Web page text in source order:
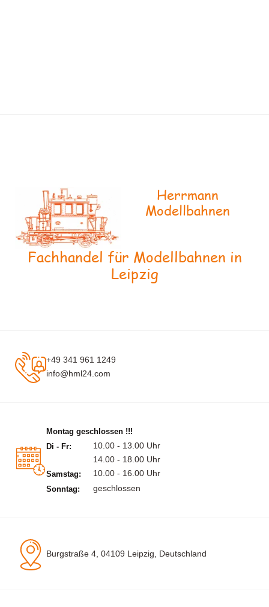
Herrmann
Modellbahnen
Fachhandel für Modellbahnen in
Leipzig
+49 341 961 1249
info@hml24.com
Montag geschlossen !!!
Di - Fr:
10.00 - 13.00 Uhr
14.00 - 18.00 Uhr
Samstag: 10.00 - 16.00 Uhr
Sonntag: geschlossen
Burgstraße 4, 04109 Leipzig, Deutschland